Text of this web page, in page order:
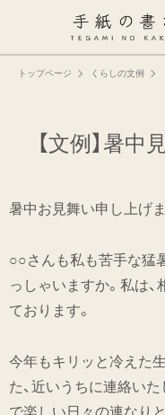
トップページ くらしの文例
【文例】暑
暑中お見舞い申し上げ
○○さんも私も苦手な猛
っしゃいますか。私は
ております。
今年もキリッと冷えた
た、近いうちに連絡い
で楽しい日々の連なりと
手紙の基本
仕事の手紙の書き方
特集
ミドリオフィシャル